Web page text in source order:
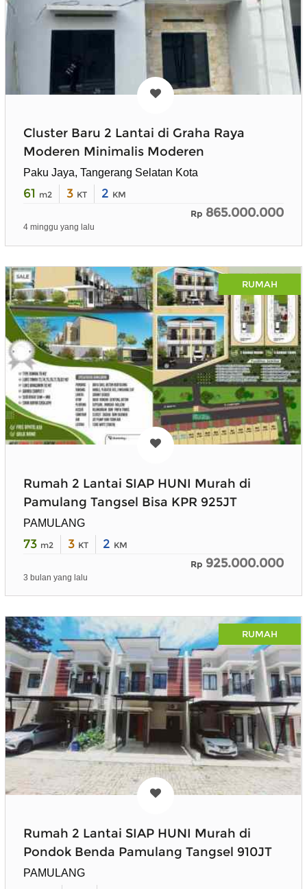
Cluster Baru 2 Lantai di Graha Raya
Moderen Minimalis Moderen
Paku Jaya, Tangerang Selatan Kota
61 m2 3 KT 2 KM
Rp 865.000.000
4 minggu yang lalu
RUMAH
Rumah 2 Lantai SIAP HUNI Murah di
Pamulang Tangsel Bisa KPR 925JT
PAMULANG
73 m2 3 KT 2 KM
Rp 925.000.000
3 bulan yang lalu
RUMAH
Rumah 2 Lantai SIAP HUNI Murah di
Pondok Benda Pamulang Tangsel 910JT
PAMULANG